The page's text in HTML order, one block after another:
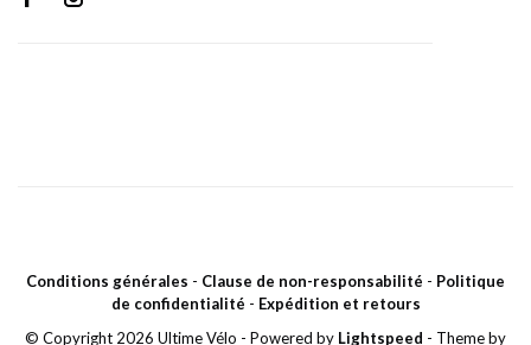
Conditions générales - Clause de non-responsabilité - Politique
de confidentialité - Expédition et retours
© Copyright 2026 Ultime Vélo - Powered by Lightspeed - Theme by